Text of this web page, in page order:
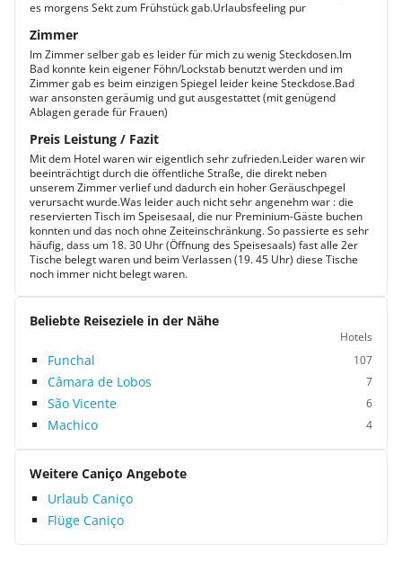
es morgens Sekt zum Frühstück gab.Urlaubsfeeling pur
Zimmer
Im Zimmer selber gab es leider für mich zu wenig Steckdosen.Im
Bad konnte kein eigener Föhn/Lockstab benutzt werden und im
Zimmer gab es beim einzigen Spiegel leider keine Steckdose.Bad
war ansonsten geräumig und gut ausgestattet (mit genügend
Ablagen gerade für Frauen)
Preis Leistung / Fazit
Mit dem Hotel waren wir eigentlich sehr zufrieden.Leider waren wir
beeinträchtigt durch die öffentliche Straße, die direkt neben
unserem Zimmer verlief und dadurch ein hoher Geräuschpegel
verursacht wurde.Was leider auch nicht sehr angenehm war : die
reservierten Tisch im Speisesaal, die nur Preminium-Gäste buchen
konnten und das noch ohne Zeiteinschränkung. So passierte es sehr
häufig, dass um 18. 30 Uhr (Öffnung des Speisesaals) fast alle 2er
Tische belegt waren und beim Verlassen (19. 45 Uhr) diese Tische
noch immer nicht belegt waren.
Beliebte Reiseziele in der Nähe
Hotels
Funchal 107
Câmara de Lobos 7
São Vicente 6
Machico 4
Weitere Caniço Angebote
Urlaub Caniço
Flüge Caniço